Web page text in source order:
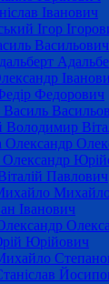
Іванович
Ігор
Васильович
Федорович
Василь
Володимир
Олександр
Олександр
Павлович
Іванович
Юрійович